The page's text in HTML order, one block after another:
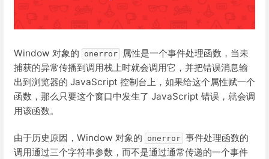
Window 对象的 onerror
属性是一个事件处理函数，当未
捕获的异常传播到调用栈上时就会调用它，并把错误消息输
出到浏览器的 JavaScript 控制台上，如果给这个属性赋一个
函数，那么只要这个窗口中发生了 JavaScript 错误，就会调
用该函数。
由于历史原因，Window 对象的 onerror 事件处理函数的
调用通过三个字符串参数，而不是通过通常传递的一个事件